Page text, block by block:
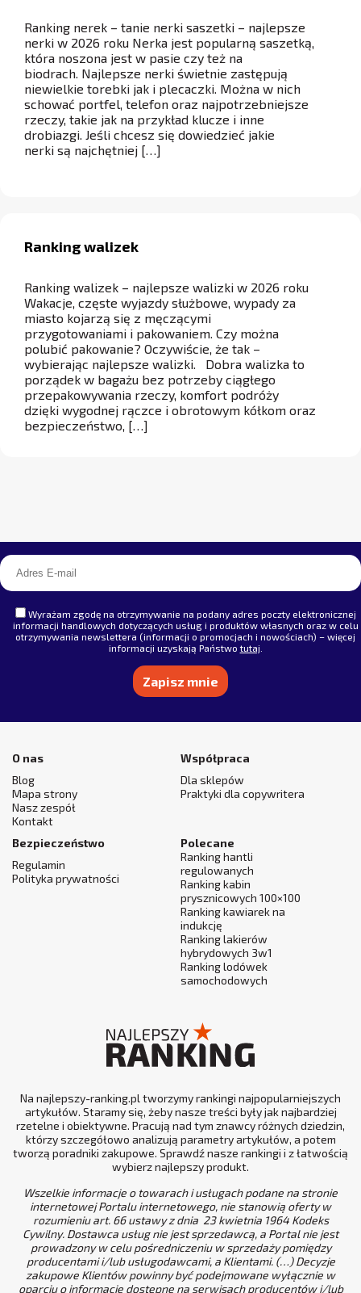
Ranking nerek – tanie nerki saszetki – najlepsze
nerki w 2026 roku Nerka jest popularną saszetką,
która noszona jest w pasie czy też na
biodrach. Najlepsze nerki świetnie zastępują
niewielkie torebki jak i plecaczki. Można w nich
schować portfel, telefon oraz najpotrzebniejsze
rzeczy, takie jak na przykład klucze i inne
drobiazgi. Jeśli chcesz się dowiedzieć jakie
nerki są najchętniej […]
Ranking walizek
Ranking walizek – najlepsze walizki w 2026 roku
Wakacje, częste wyjazdy służbowe, wypady za
miasto kojarzą się z męczącymi
przygotowaniami i pakowaniem. Czy można
polubić pakowanie? Oczywiście, że tak –
wybierając najlepsze walizki. Dobra walizka to
porządek w bagażu bez potrzeby ciągłego
przepakowywania rzeczy, komfort podróży
dzięki wygodnej rączce i obrotowym kółkom oraz
bezpieczeństwo, […]
Wyrażam zgodę na otrzymywanie na podany adres poczty elektronicznej
informacji handlowych dotyczących usług i produktów własnych oraz w celu
otrzymywania newslettera (informacji o promocjach i nowościach) – więcej
informacji uzyskają Państwotutaj
O nas
Blog
Mapa strony
Nasz zespół
Kontakt
Współpraca
Dla sklepów
Praktyki dla copywritera
Bezpieczeństwo
Regulamin
Polityka prywatności
Polecane
Ranking hantli
regulowanych
Ranking kabin
prysznicowych 100×100
Ranking kawiarek na
indukcję
Ranking lakierów
hybrydowych 3w1
Ranking lodówek
samochodowych
Na najlepszy-ranking.pl tworzymy rankingi najpopularniejszych
artykułów. Staramy się, żeby nasze treści były jak najbardziej
rzetelne i obiektywne. Pracują nad tym znawcy różnych dziedzin,
którzy szczegółowo analizują parametry artykułów, a potem
tworzą poradniki zakupowe. Sprawdź nasze rankingi i z łatwością
wybierz najlepszy produkt.
Wszelkie informacje o towarach i usługach podane na stronie
internetowej Portalu internetowego, nie stanowią oferty w
rozumieniu art. 66 ustawy z dnia 23 kwietnia 1964 Kodeks
Cywilny. Dostawca usług nie jest sprzedawcą, a Portal nie jest
prowadzony w celu pośredniczeniu w sprzedaży pomiędzy
producentami i/lub usługodawcami, a Klientami. (…) Decyzje
zakupowe Klientów powinny być podejmowane wyłącznie w
oparciu o informacje dostępne na serwisach producentów i/lub